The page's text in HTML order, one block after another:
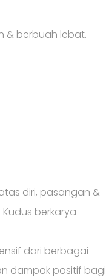
& berbuah lebat.
diri, pasangan &
berkarya
dari berbagai
dampak positif bagi